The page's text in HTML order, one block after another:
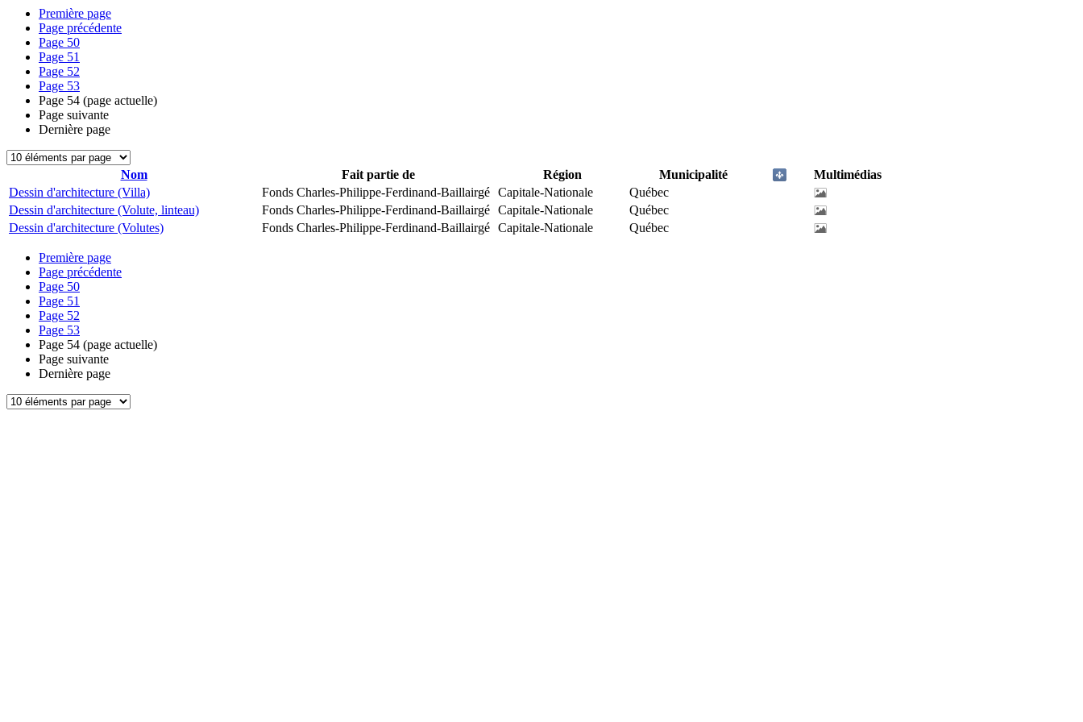
Première page
Page précédente
Page 50
Page 51
Page 52
Page 53
Page 54 (page actuelle)
Page suivante
Dernière page
Nom Fait partie de Région Municipalité
Multimédias
Dessin d'architecture (Villa)
Fonds Charles-Philippe-Ferdinand-Baillairgé Capitale-Nationale
Québec
Dessin d'architecture (Volute, linteau)
Fonds Charles-Philippe-Ferdinand-Baillairgé Capitale-Nationale
Québec
Dessin d'architecture (Volutes)
Fonds Charles-Philippe-Ferdinand-Baillairgé Capitale-Nationale Québec
Première page
Page précédente
Page 50
Page 51
Page 52
Page 53
Page 54 (page actuelle)
Page suivante
Dernière page